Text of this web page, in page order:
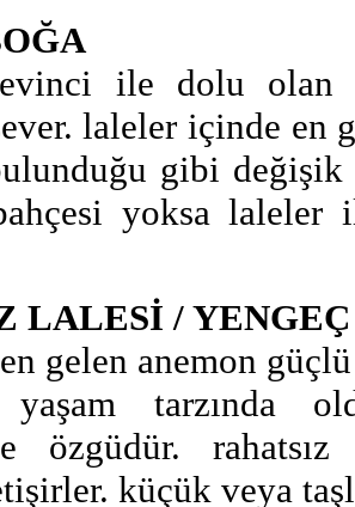
ile dolu olan
laleler içinde en
gibi
yoksa
LALESİ / YENGEÇ
gelen anemon
yaşam tarzında
özgüdür.
küçük veya